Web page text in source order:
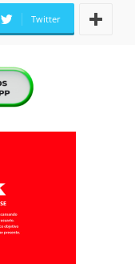
Twitter